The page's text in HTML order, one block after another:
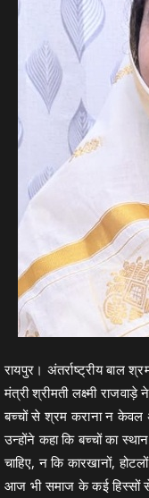
रायपुर। अंतर्राष्ट्रीय बाल
मंत्री श्रीमती लक्ष्मी
बच्चों से श्रम कराना न केवल
उन्होंने कहा कि बच्चों का
चाहिए, न कि कारखानों,
आज भी समाज के कई हिस्सों